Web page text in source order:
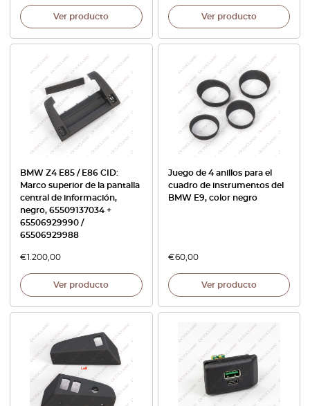
Ver producto Ver producto
BMW Z4 E85 / E86 CID:
Marco superior de la pantalla
central de información,
negro, 65509137034 +
65506929990 /
65506929988
€1.200,00
Ver producto
Juego de 4 anillos para el
cuadro de instrumentos del
BMW E9, color negro
€60,00
Ver producto